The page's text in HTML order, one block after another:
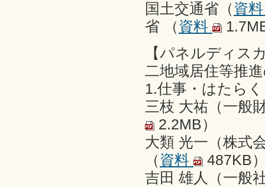
国土交通省（ 資
省 （ 資料
【パネルディス
二地域居住等推
1.仕事・はたら
三枝 大祐（一般
2.2MB）
大類 光一（株式
（ 資料
487KB
吉田 雄人（一般